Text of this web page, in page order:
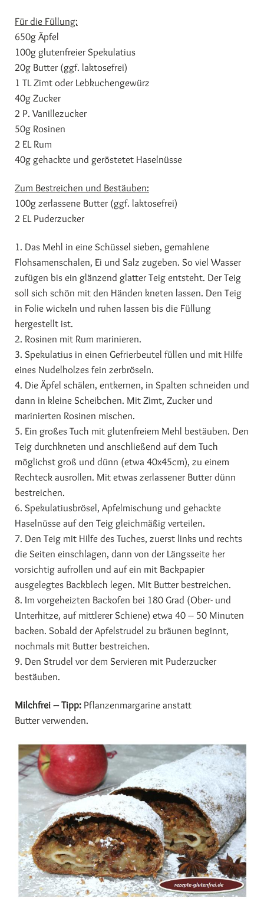
Für die Füllung:
650g Äpfel
100g glutenfreier Spekulatius
20g Butter (ggf. laktosefrei)
1 TL Zimt oder Lebkuchengewürz
40g Zucker
2 P. Vanillezucker
50g Rosinen
2 EL Rum
40g gehackte und geröstetet Haselnüsse
Zum Bestreichen und Bestäuben:
100g zerlassene Butter (ggf. laktosefrei)
2 EL Puderzucker
1. Das Mehl in eine Schüssel sieben, gemahlene
Flohsamenschalen, Ei und Salz zugeben. So viel Wasser
zufügen bis ein glänzend glatter Teig entsteht. Der Teig
soll sich schön mit den Händen kneten lassen. Den Teig
in Folie wickeln und ruhen lassen bis die Füllung
hergestellt ist.
2. Rosinen mit Rum marinieren.
3. Spekulatius in einen Gefrierbeutel füllen und mit Hilfe
eines Nudelholzes fein zerbröseln.
4. Die Äpfel schälen, entkernen, in Spalten schneiden und
dann in kleine Scheibchen. Mit Zimt, Zucker und
marinierten Rosinen mischen.
5. Ein großes Tuch mit glutenfreiem Mehl bestäuben. Den
Teig durchkneten und anschließend auf dem Tuch
möglichst groß und dünn (etwa 40x45cm), zu einem
Rechteck ausrollen. Mit etwas zerlassener Butter dünn
bestreichen.
6. Spekulatiusbrösel, Apfelmischung und gehackte
Haselnüsse auf den Teig gleichmäßig verteilen.
7. Den Teig mit Hilfe des Tuches, zuerst links und rechts
die Seiten einschlagen, dann von der Längsseite her
vorsichtig aufrollen und auf ein mit Backpapier
ausgelegtes Backblech legen. Mit Butter bestreichen.
8. Im vorgeheizten Backofen bei 180 Grad (Ober- und
Unterhitze, auf mittlerer Schiene) etwa 40 – 50 Minuten
backen. Sobald der Apfelstrudel zu bräunen beginnt,
nochmals mit Butter bestreichen.
9. Den Strudel vor dem Servieren mit Puderzucker
bestäuben.
Milchfrei – Tipp: Pflanzenmargarine anstatt
Butter verwenden.